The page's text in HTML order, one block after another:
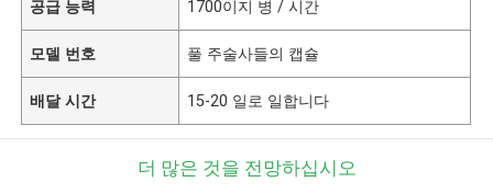
공급 능력 1700이지 병 / 시간
모델 번호 풀 주술사들의 캡슐
배달 시간 15-20 일로 일합니다
더 많은 것을 전망하십시오